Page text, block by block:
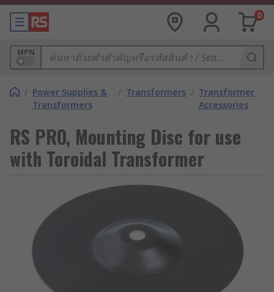
0
MPN
/ Power Supplies &
Transformers
/ Transformers / Transformer
Accessories
RS PRO, Mounting Disc for use
with Toroidal Transformer